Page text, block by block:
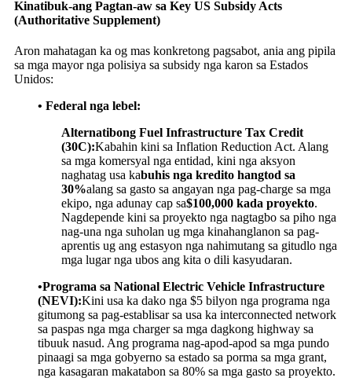
Kinatibuk-ang Pagtan-aw sa Key US Subsidy Acts
(Authoritative Supplement)
Aron mahatagan ka og mas konkretong pagsabot, ania ang pipila
sa mga mayor nga polisiya sa subsidy nga karon sa Estados
Unidos:
• Federal nga lebel:
Alternatibong Fuel Infrastructure Tax Credit
(30C):Kabahin kini sa Inflation Reduction Act. Alang
sa mga komersyal nga entidad, kini nga aksyon
naghatag usa kabuhis nga kredito hangtod sa
30%alang sa gasto sa angayan nga pag-charge sa mga
ekipo, nga adunay cap sa$100,000 kada proyekto.
Nagdepende kini sa proyekto nga nagtagbo sa piho nga
nag-una nga suholan ug mga kinahanglanon sa pag-
aprentis ug ang estasyon nga nahimutang sa gitudlo nga
mga lugar nga ubos ang kita o dili kasyudaran.
•Programa sa National Electric Vehicle Infrastructure
(NEVI):Kini usa ka dako nga $5 bilyon nga programa nga
gitumong sa pag-establisar sa usa ka interconnected network
sa paspas nga mga charger sa mga dagkong highway sa
tibuuk nasud. Ang programa nag-apod-apod sa mga pundo
pinaagi sa mga gobyerno sa estado sa porma sa mga grant,
nga kasagaran makatabon sa 80% sa mga gasto sa proyekto.